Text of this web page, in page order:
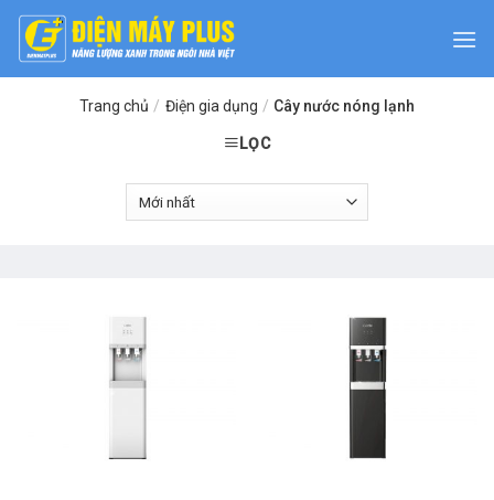
Skip
content
Trang chủ / Điện gia dụng / Cây nước nóng lạnh
LỌC